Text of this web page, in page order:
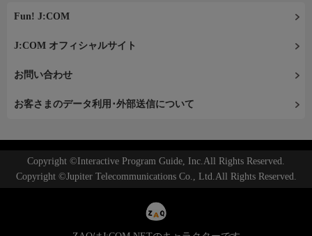
Fun! J:COM
J:COM オフィシャルサイト
お問い合わせ
お客さまのデータ利用･外部送信について
Copyright ©Interactive Program Guide, Inc.All Rights Reserved.
Copyright ©Jupiter Telecommunications Co., Ltd.All Rights Reserved.